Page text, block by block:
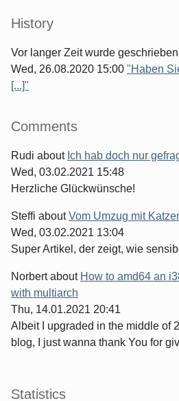
History
Vor langer Zeit wurde
Wed, 26.08.2020 15:00 "Haben
[...]"
Comments
Rudi about Ich hab doch nur
Wed, 03.02.2021 15:48
Herzliche Glückwünsche!
Steffi aboutVom Umzug mit
Wed, 03.02.2021 13:04
Super Artikel, der zeigt, wie
Norbertabout How to amd64 an
with multiarch
Thu, 14.01.2021 20:41
Albeit I upgraded in the middle of
blog, I just wanna thank You for
Statistics